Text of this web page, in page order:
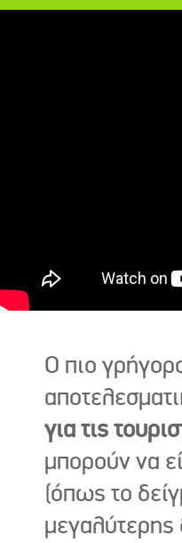
Ο πιο
για τις
μπορούν να
(όπως το
μεγαλύτερης